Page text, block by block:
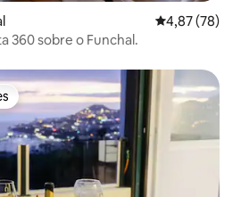
4,87 de uma
4,87 (78)
360 sobre o Funchal.